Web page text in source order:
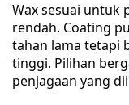
Wax sesuai untuk
rendah. Coating
tahan lama tetapi
tinggi. Pilihan
penjagaan yang